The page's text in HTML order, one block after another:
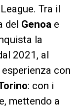
Tra il
del Genoa e
la
2021, al
con
: con i
mettendo a